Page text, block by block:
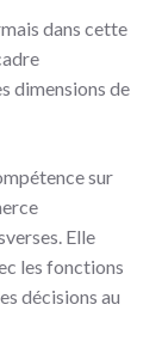
dans cette
dimensions de
sur
Elle
les fonctions
décisions au